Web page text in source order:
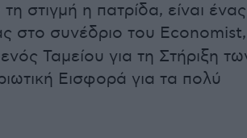
στιγμή η πατρίδα, είναι ένας
στο συνέδριο του Economist,
Ταμείου για τη Στήριξη
Εισφορά για τα πολύ